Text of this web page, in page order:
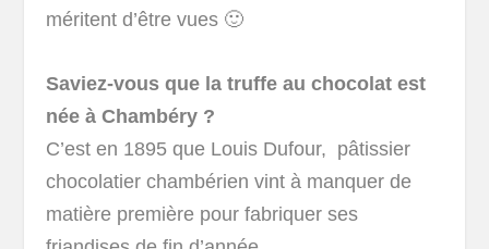
méritent d’être vues 🙂
Saviez-vous que la truffe au chocolat est
née à Chambéry ?
C’est en 1895 que Louis Dufour, pâtissier
chocolatier chambérien vint à manquer de
matière première pour fabriquer ses